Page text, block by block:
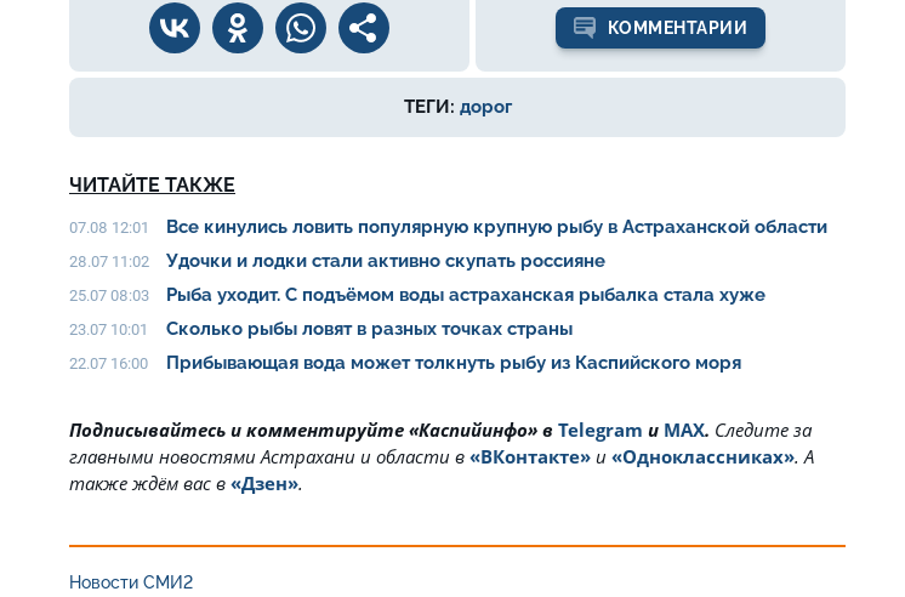
КОММЕНТАРИИ
ТЕГИ: дорог
ЧИТАЙТЕ ТАКЖЕ
07.08 12:01 Все кинулись ловить популярную крупную рыбу в Астраханской области
28.07 11:02 Удочки и лодки стали активно скупать россияне
25.07 08:03 Рыба уходит. С подъёмом воды астраханская рыбалка стала хуже
23.07 10:01 Сколько рыбы ловят в разных точках страны
22.07 16:00 Прибывающая вода может толкнуть рыбу из Каспийского моря
Подписывайтесь и комментируйте «Каспийинфо» в Telegram и MAX. Cледите за
главными новостями Астрахани и области в «ВКонтакте» и «Одноклассниках». А
также ждём вас в «Дзен».
Новости СМИ2